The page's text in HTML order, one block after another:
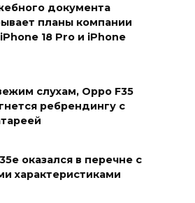
документа
планы компании
18 Pro и iPhone
слухам, Oppo F35
ребрендингу с
оказался в перечне с
характеристиками